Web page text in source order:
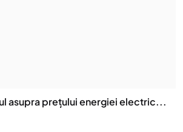
asupra prețului energiei electric...